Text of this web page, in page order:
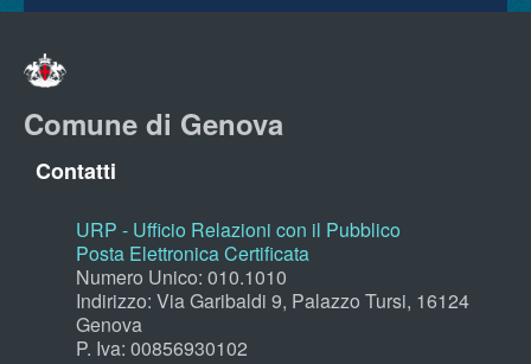
Comune di Genova
Contatti
URP - Ufficio Relazioni con il Pubblico
Posta Elettronica Certificata
Numero Unico: 010.1010
Indirizzo: Via Garibaldi 9, Palazzo Tursi, 16124
Genova
P. Iva: 00856930102